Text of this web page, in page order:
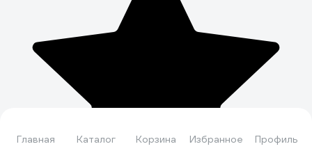
Главная Каталог Корзина Избранное Профиль